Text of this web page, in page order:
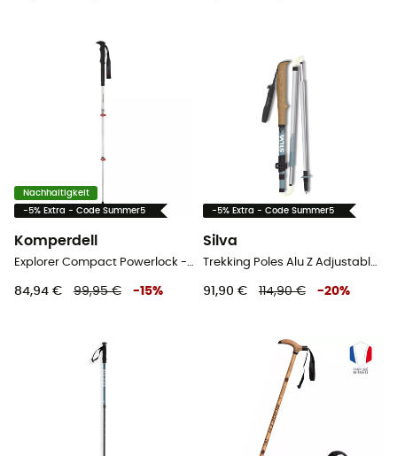
Nachhaltigkeit
-5% Extra - Code Summer5
Komperdell
Explorer Compact Powerlock - Wanderstöcke
84,94 € 99,95 € -15%
-5% Extra - Code Summer5
Silva
Trekking Poles Alu Z Adjustable - Wanderstöcke
91,90 € 114,90 € -20%